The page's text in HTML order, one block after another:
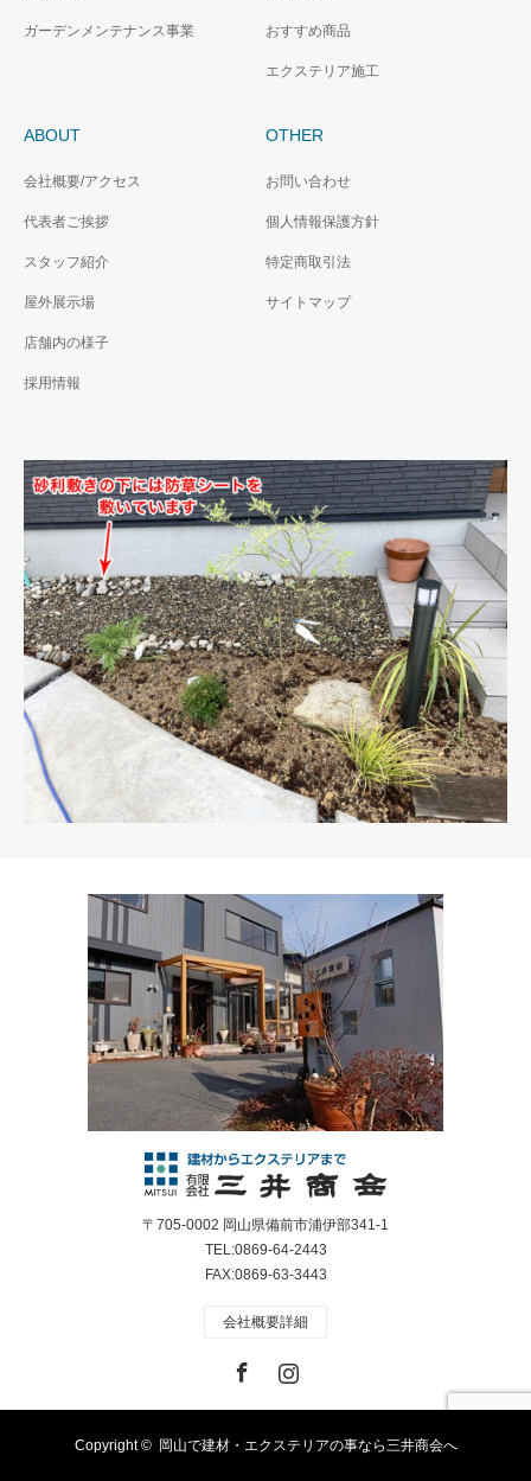
ガーデンメンテナンス事業 おすすめ商品
エクステリア施工
ABOUT
会社概要/アクセス
代表者ご挨拶
スタッフ紹介
屋外展示場
店舗内の様子
採用情報
OTHER
お問い合わせ
個人情報保護方針
特定商取引法
サイトマップ
〒705-0002 岡山県備前市浦伊部341-1
TEL:0869-64-2443
FAX:0869-63-3443
会社概要詳細
Copyright © 岡山で建材・エクステリアの事なら三井商会へ